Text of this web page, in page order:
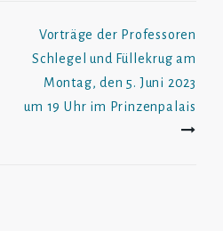
Vorträge der Professoren
Schlegel und Füllekrug am
Montag, den 5. Juni 2023
um 19 Uhr im Prinzenpalais